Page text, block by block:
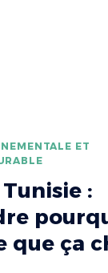
ET
:
que ça